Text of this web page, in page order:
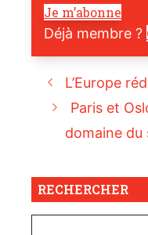
Je m’abonne
Déjà membre ?
L’Europe
Paris et
domaine
RECHERCHER